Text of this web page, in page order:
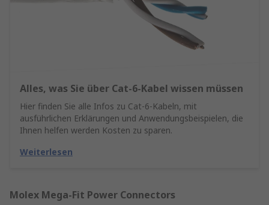
Alles, was Sie über Cat-6-Kabel wissen müssen
Hier finden Sie alle Infos zu Cat-6-Kabeln, mit
ausführlichen Erklärungen und Anwendungsbeispielen, die
Ihnen helfen werden Kosten zu sparen.
Weiterlesen
Molex Mega-Fit Power Connectors